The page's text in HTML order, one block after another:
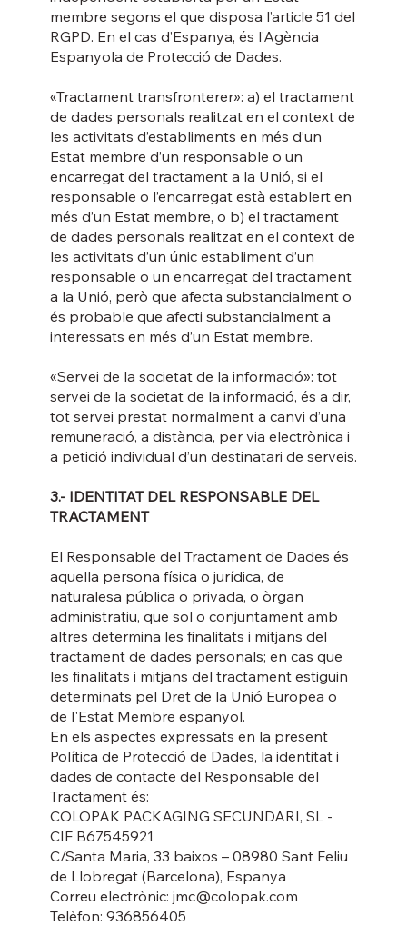
membre segons el que disposa l’article 51 del
RGPD. En el cas d’Espanya, és l’Agència
Espanyola de Protecció de Dades.
«Tractament transfronterer»: a) el tractament
de dades personals realitzat en el context de
les activitats d’establiments en més d’un
Estat membre d’un responsable o un
encarregat del tractament a la Unió, si el
responsable o l’encarregat està establert en
més d’un Estat membre, o b) el tractament
de dades personals realitzat en el context de
les activitats d’un únic establiment d’un
responsable o un encarregat del tractament
a la Unió, però que afecta substancialment o
és probable que afecti substancialment a
interessats en més d’un Estat membre.
«Servei de la societat de la informació»: tot
servei de la societat de la informació, és a dir,
tot servei prestat normalment a canvi d’una
remuneració, a distància, per via electrònica i
a petició individual d’un destinatari de serveis.
3.- IDENTITAT DEL RESPONSABLE DEL
TRACTAMENT
El Responsable del Tractament de Dades és
aquella persona física o jurídica, de
naturalesa pública o privada, o òrgan
administratiu, que sol o conjuntament amb
altres determina les finalitats i mitjans del
tractament de dades personals; en cas que
les finalitats i mitjans del tractament estiguin
determinats pel Dret de la Unió Europea o
de l'Estat Membre espanyol.
En els aspectes expressats en la present
Política de Protecció de Dades, la identitat i
dades de contacte del Responsable del
Tractament és:
COLOPAK PACKAGING SECUNDARI, SL -
CIF B67545921
C/Santa Maria, 33 baixos – 08980 Sant Feliu
de Llobregat (Barcelona), Espanya
Correu electrònic: jmc@colopak.com
Telèfon: 936856405